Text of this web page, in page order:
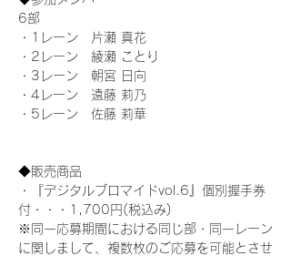
6部
・1レーン　片瀬 真花
・2レーン　綾瀬 ことり
・3レーン　朝宮 日向
・4レーン　遠藤 莉乃
・5レーン　佐藤 莉華
◆販売商品
・『デジタルブロマイドvol.6』個別握手券
付・・・1,700円(税込み)
※同一応募期間における同じ部・同一レーン
に関しまして、複数枚のご応募を可能とさせ